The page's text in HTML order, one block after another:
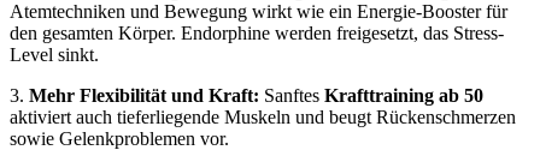
Atemtechniken und Bewegung wirkt wie ein Energie-Booster für
den gesamten Körper. Endorphine werden freigesetzt, das Stress-
Level sinkt.
3. Mehr Flexibilität und Kraft: Sanftes Krafttraining ab 50
aktiviert auch tieferliegende Muskeln und beugt Rückenschmerzen
sowie Gelenkproblemen vor.